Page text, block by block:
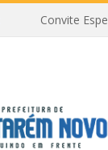
Convite